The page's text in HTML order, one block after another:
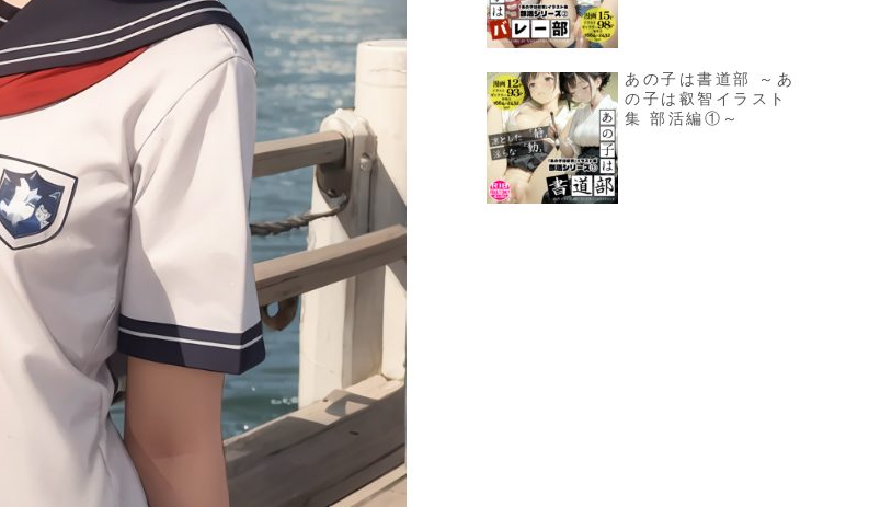
あの子は書道部 ～あ
の子は叡智イラスト
集 部活編①～